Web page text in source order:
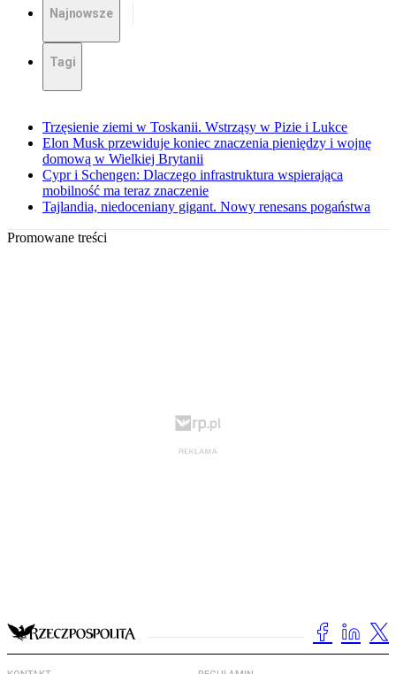
Najnowsze
Tagi
Trzęsienie ziemi w Toskanii. Wstrząsy w Pizie i Lukce
Elon Musk przewiduje koniec znaczenia pieniędzy i wojnę
domową w Wielkiej Brytanii
Cypr i Schengen: Dlaczego infrastruktura wspierająca
mobilność ma teraz znaczenie
Tajlandia, niedoceniany gigant. Nowy renesans pogaństwa
Promowane treści